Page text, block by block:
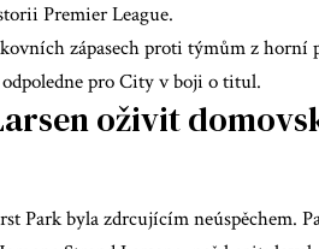
Premier League.
zápasech proti týmům z horní
pro City v boji o titul.
oživit
Park byla zdrcujícím neúspěchem.